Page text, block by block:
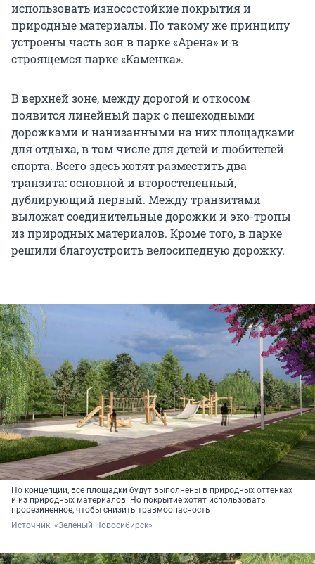
использовать износостойкие покрытия и
природные материалы. По такому же принципу
устроены часть зон в парке «Арена» и в
строящемся парке «Каменка».
В верхней зоне, между дорогой и откосом
появится линейный парк с пешеходными
дорожками и нанизанными на них площадками
для отдыха, в том числе для детей и любителей
спорта. Всего здесь хотят разместить два
транзита: основной и второстепенный,
дублирующий первый. Между транзитами
выложат соединительные дорожки и эко-тропы
из природных материалов. Кроме того, в парке
решили благоустроить велосипедную дорожку.
По концепции, все площадки будут выполнены в природных оттенках
и из природных материалов. Но покрытие хотят использовать
прорезиненное, чтобы снизить травмоопасность
Источник: «Зеленый Новосибирск»